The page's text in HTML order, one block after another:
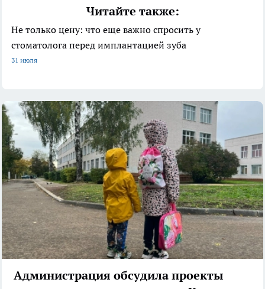
Читайте также:
Не только цену: что еще важно спросить у
стоматолога перед имплантацией зуба
31 июля
Администрация обсудила проекты